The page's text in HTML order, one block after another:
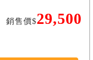
銷售價$29,500